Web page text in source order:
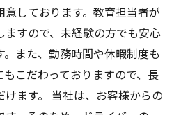
しております。教育担当者が
すので、未経験の方でも安心
また、勤務時間や休暇制度も
こだわっておりますので、長
けます。 当社は、お客様からの